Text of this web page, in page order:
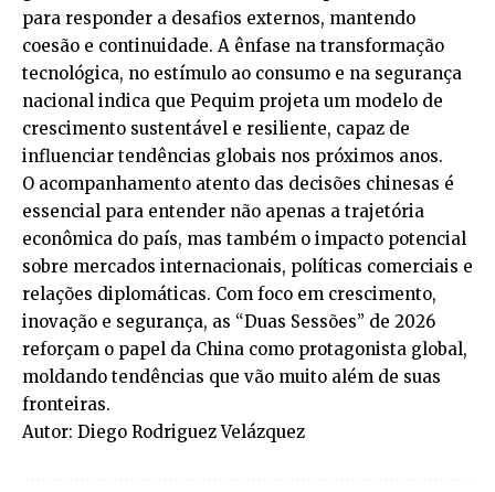
para responder a desafios externos, mantendo
coesão e continuidade. A ênfase na transformação
tecnológica, no estímulo ao consumo e na segurança
nacional indica que Pequim projeta um modelo de
crescimento sustentável e resiliente, capaz de
influenciar tendências globais nos próximos anos.
O acompanhamento atento das decisões chinesas é
essencial para entender não apenas a trajetória
econômica do país, mas também o impacto potencial
sobre mercados internacionais, políticas comerciais e
relações diplomáticas. Com foco em crescimento,
inovação e segurança, as “Duas Sessões” de 2026
reforçam o papel da China como protagonista global,
moldando tendências que vão muito além de suas
fronteiras.
Autor: Diego Rodriguez Velázquez